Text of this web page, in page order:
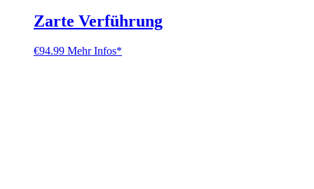
Zarte Verführung
€94.99 Mehr Infos*